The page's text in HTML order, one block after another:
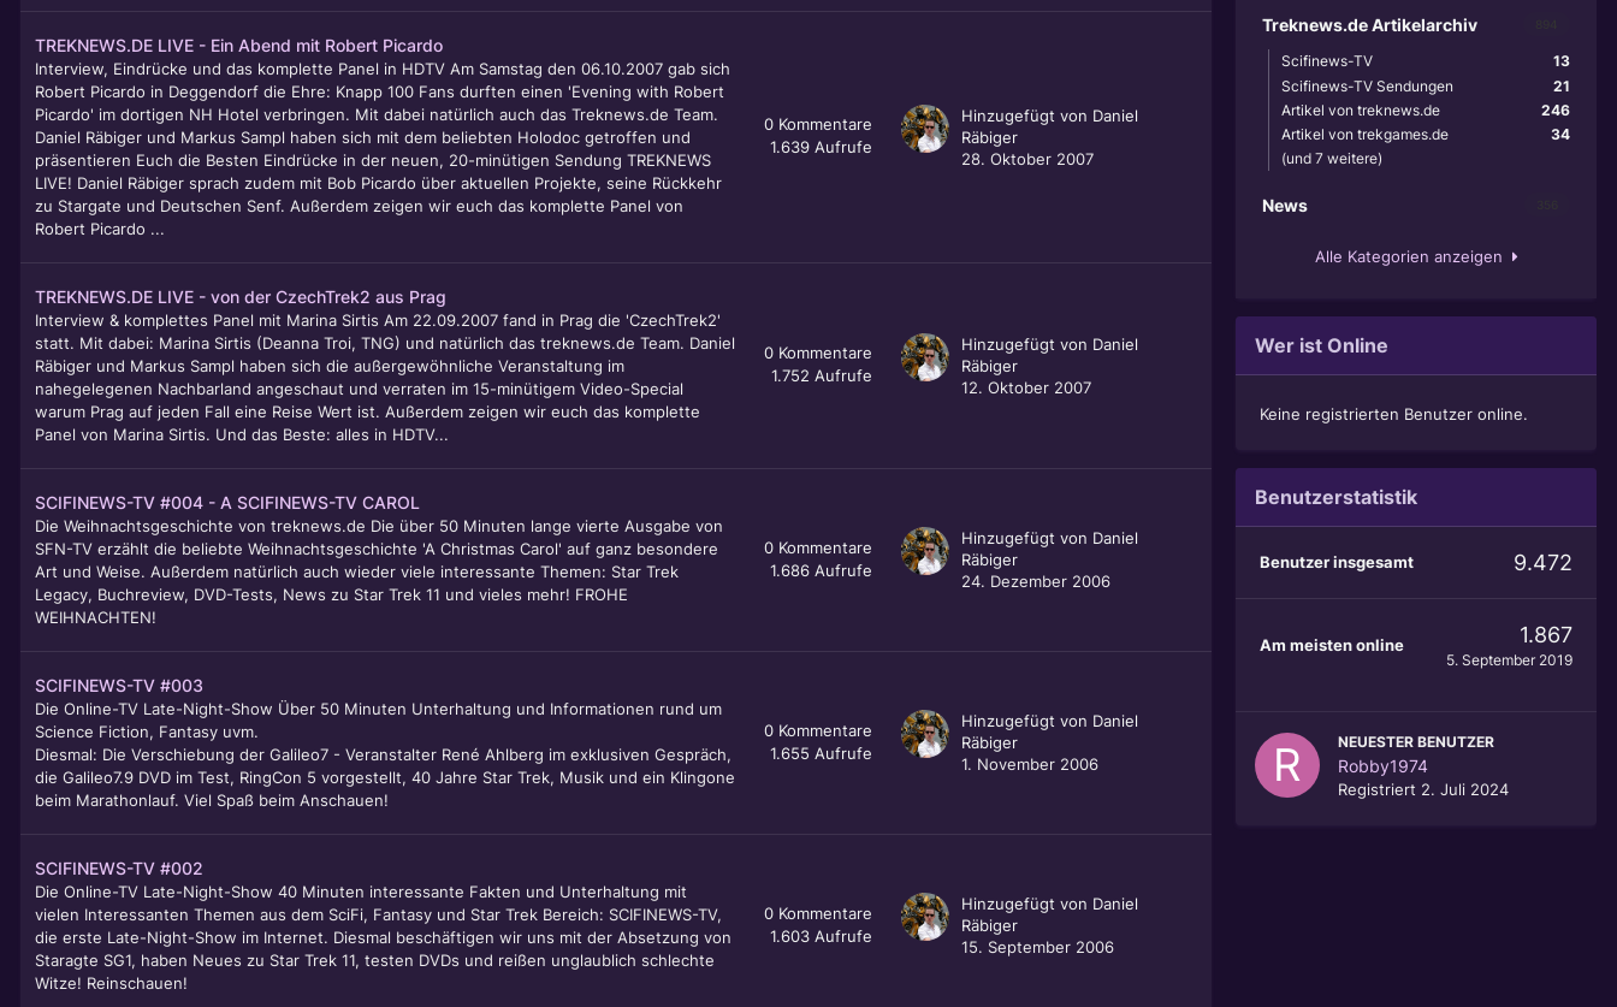
TREKNEWS.DE LIVE - Ein Abend mit Robert Picardo
Interview, Eindrücke und das komplette Panel in HDTV Am Samstag den 06.10.2007 gab sich
Robert Picardo in Deggendorf die Ehre: Knapp 100 Fans durften einen 'Evening with Robert
Picardo' im dortigen NH Hotel verbringen. Mit dabei natürlich auch das Treknews.de Team.
Daniel Räbiger und Markus Sampl haben sich mit dem beliebten Holodoc getroffen und
präsentieren Euch die Besten Eindrücke in der neuen, 20-minütigen Sendung TREKNEWS
LIVE! Daniel Räbiger sprach zudem mit Bob Picardo über aktuellen Projekte, seine Rückkehr
zu Stargate und Deutschen Senf. Außerdem zeigen wir euch das komplette Panel von
Robert Picardo ...
0 Kommentare
1.639 Aufrufe
Hinzugefügt von Daniel
Räbiger
28. Oktober 2007
TREKNEWS.DE LIVE - von der CzechTrek2 aus Prag
Interview & komplettes Panel mit Marina Sirtis Am 22.09.2007 fand in Prag die 'CzechTrek2'
statt. Mit dabei: Marina Sirtis (Deanna Troi, TNG) und natürlich das treknews.de Team. Daniel
Räbiger und Markus Sampl haben sich die außergewöhnliche Veranstaltung im
nahegelegenen Nachbarland angeschaut und verraten im 15-minütigem Video-Special
warum Prag auf jeden Fall eine Reise Wert ist. Außerdem zeigen wir euch das komplette
Panel von Marina Sirtis. Und das Beste: alles in HDTV...
0 Kommentare
1.752 Aufrufe
Hinzugefügt von Daniel
Räbiger
12. Oktober 2007
SCIFINEWS-TV #004 - A SCIFINEWS-TV CAROL
Die Weihnachtsgeschichte von treknews.de Die über 50 Minuten lange vierte Ausgabe von
SFN-TV erzählt die beliebte Weihnachtsgeschichte 'A Christmas Carol' auf ganz besondere
Art und Weise. Außerdem natürlich auch wieder viele interessante Themen: Star Trek
Legacy, Buchreview, DVD-Tests, News zu Star Trek 11 und vieles mehr! FROHE
WEIHNACHTEN!
0 Kommentare
1.686 Aufrufe
Hinzugefügt von Daniel
Räbiger
24. Dezember 2006
SCIFINEWS-TV #003
Die Online-TV Late-Night-Show Über 50 Minuten Unterhaltung und Informationen rund um
Science Fiction, Fantasy uvm.
Diesmal: Die Verschiebung der Galileo7 - Veranstalter René Ahlberg im exklusiven Gespräch,
die Galileo7.9 DVD im Test, RingCon 5 vorgestellt, 40 Jahre Star Trek, Musik und ein Klingone
beim Marathonlauf. Viel Spaß beim Anschauen!
0 Kommentare
1.655 Aufrufe
Hinzugefügt von Daniel
Räbiger
1. November 2006
SCIFINEWS-TV #002
Die Online-TV Late-Night-Show 40 Minuten interessante Fakten und Unterhaltung mit
vielen Interessanten Themen aus dem SciFi, Fantasy und Star Trek Bereich: SCIFINEWS-TV,
die erste Late-Night-Show im Internet. Diesmal beschäftigen wir uns mit der Absetzung von
Staragte SG1, haben Neues zu Star Trek 11, testen DVDs und reißen unglaublich schlechte
Witze! Reinschauen!
0 Kommentare
1.603 Aufrufe
Hinzugefügt von Daniel
Räbiger
15. September 2006
Treknews.de Artikelarchiv
13
Scifinews-TV
21
Scifinews-TV Sendungen
246
Artikel von treknews.de
34
Artikel von trekgames.de
(und 7 weitere)
News
Alle Kategorien anzeigen
Wer ist Online
Keine registrierten Benutzer online.
Benutzerstatistik
Benutzer insgesamt 9.472
Am meisten online 1.867
5. September 2019
NEUESTER BENUTZER
Robby1974
Registriert 2. Juli 2024